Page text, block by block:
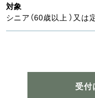
対象
シニア（60歳以上 ）又
受付